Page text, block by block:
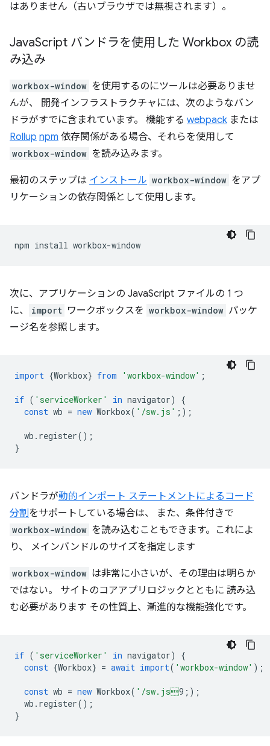
はありません（古いブラウザでは無視されます）。
JavaScript バンドラを使用した Workbox の読
み込み
workbox-window を使用するのにツールは必要ありませ
んが、 開発インフラストラクチャには、次のようなバン
ドラがすでに含まれています。 機能する webpack または
Rollup npm 依存関係がある場合、それらを使用して
workbox-window を読み込みます。
最初のステップは インストール workbox-window をアプ
リケーションの依存関係として使用します。
npm install
次に、アプリケーションの JavaScript ファイルの 1 つ
に、
import ワークボックスを workbox-window パッケ
ージ名を参照します。
import {Workbox} from 'workbox-window' ;
if ( 'serviceWorker' in navigator)
{
const wb = new Workbox( '/sw.js' ; );
wb . register();
}
バンドラが動的インポート ステートメントによるコード
分割をサポートしている場合は、 また、条件付きで
workbox-window を読み込むこともできます。これによ
り、 メインバンドルのサイズを指定します
workbox-window は非常に小さいが、その理由は明らか
ではない。 サイトのコアアプリロジックとともに 読み込
む必要があります その性質上、漸進的な機能強化です。
if ( 'serviceWorker' in navigator)
{
const {Workbox} = await import( 'workbox-window' );
const wb = new Workbox( '/sw.js9; );
wb . register();
}